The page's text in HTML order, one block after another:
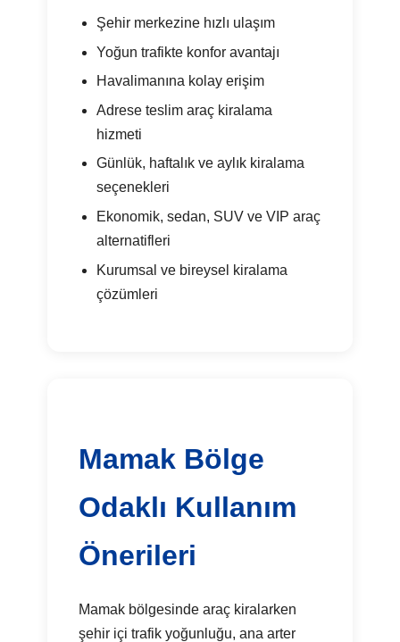
Şehir merkezine hızlı ulaşım
Yoğun trafikte konfor avantajı
Havalimanına kolay erişim
Adrese teslim araç kiralama
hizmeti
Günlük, haftalık ve aylık kiralama
seçenekleri
Ekonomik, sedan, SUV ve VIP araç
alternatifleri
Kurumsal ve bireysel kiralama
çözümleri
Mamak Bölge
Odaklı Kullanım
Önerileri
Mamak bölgesinde araç kiralarken
şehir içi trafik yoğunluğu, ana arter